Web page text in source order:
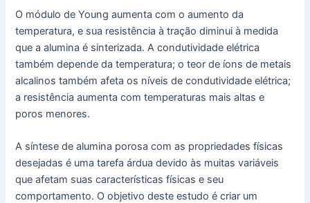
O módulo de Young aumenta com o aumento da
temperatura, e sua resistência à tração diminui à medida
que a alumina é sinterizada. A condutividade elétrica
também depende da temperatura; o teor de íons de metais
alcalinos também afeta os níveis de condutividade elétrica;
a resistência aumenta com temperaturas mais altas e
poros menores.
A síntese de alumina porosa com as propriedades físicas
desejadas é uma tarefa árdua devido às muitas variáveis
que afetam suas características físicas e seu
comportamento. O objetivo deste estudo é criar um